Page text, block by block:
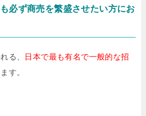
必ず商売を繁盛させたい方にお
る、
日本で最も有名で一般的な招
す。